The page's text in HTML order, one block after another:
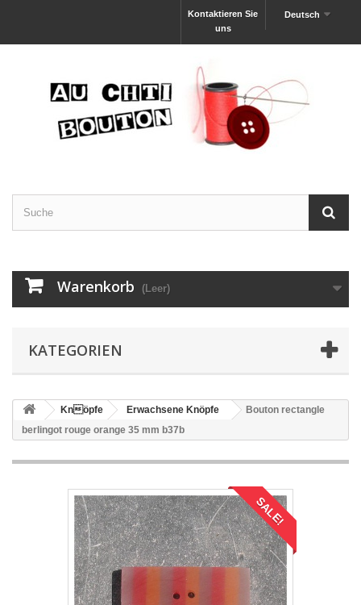
Deutsch
Kontaktieren Sie
uns
Warenkorb (Leer)
KATEGORIEN
Knöpfe Erwachsene Knöpfe
Bouton rectangle
berlingot rouge orange 35 mm b37b
SALE!